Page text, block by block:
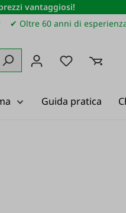
vantaggiosi!
✔ Oltre 60 anni di
Hai 0
Guida pratica